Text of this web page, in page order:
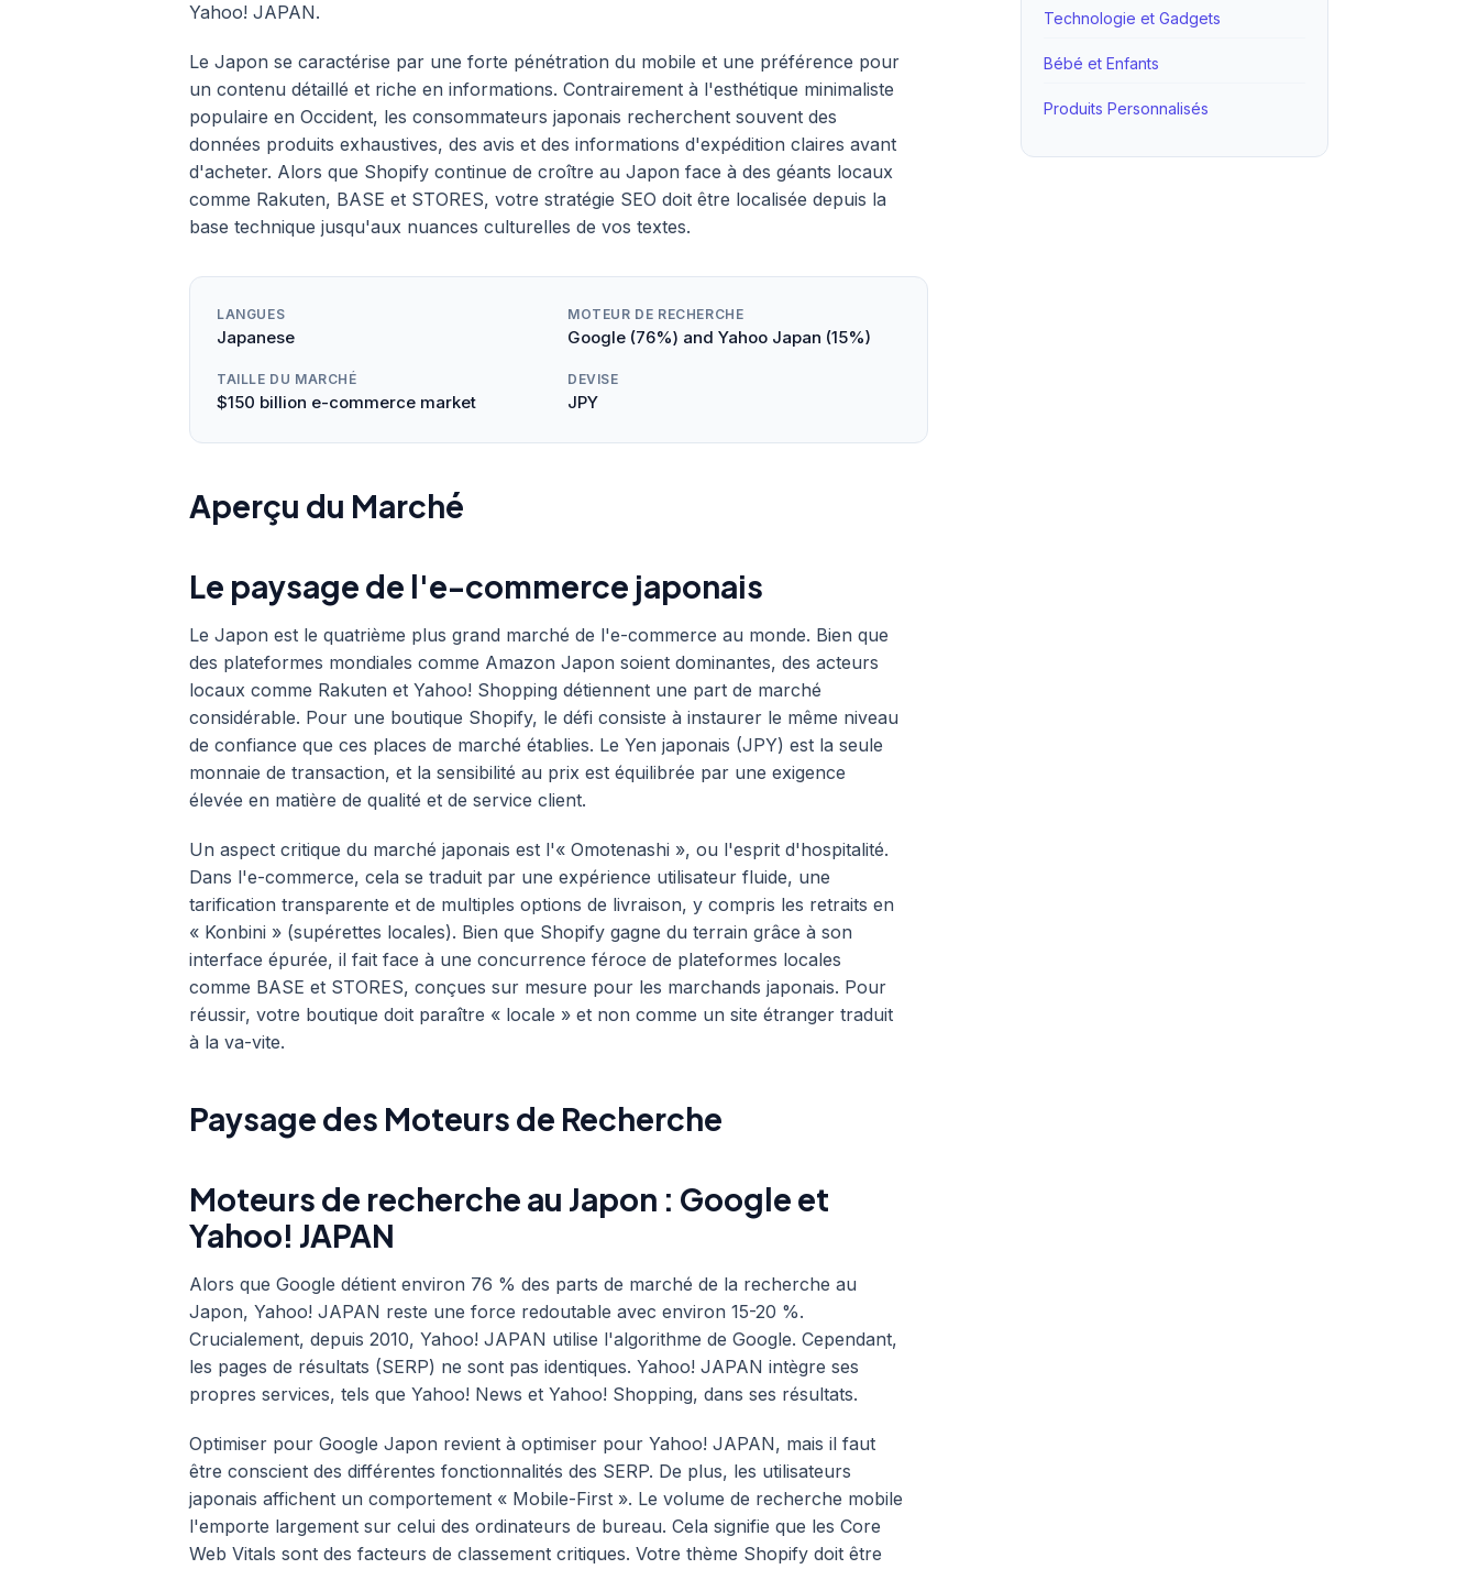
Yahoo! JAPAN.
Le Japon se caractérise par une forte pénétration du mobile et une préférence pour
un contenu détaillé et riche en informations. Contrairement à l'esthétique minimaliste
populaire en Occident, les consommateurs japonais recherchent souvent des
données produits exhaustives, des avis et des informations d'expédition claires avant
d'acheter. Alors que Shopify continue de croître au Japon face à des géants locaux
comme Rakuten, BASE et STORES, votre stratégie SEO doit être localisée depuis la
base technique jusqu'aux nuances culturelles de vos textes.
LANGUES
Japanese
MOTEUR DE RECHERCHE
Google (76%) and Yahoo Japan (15%)
TAILLE DU MARCHÉ
$150 billion e-commerce market
DEVISE
JPY
Aperçu du Marché
Le paysage de l'e-commerce japonais
Le Japon est le quatrième plus grand marché de l'e-commerce au monde. Bien que
des plateformes mondiales comme Amazon Japon soient dominantes, des acteurs
locaux comme Rakuten et Yahoo! Shopping détiennent une part de marché
considérable. Pour une boutique Shopify, le défi consiste à instaurer le même niveau
de confiance que ces places de marché établies. Le Yen japonais (JPY) est la seule
monnaie de transaction, et la sensibilité au prix est équilibrée par une exigence
élevée en matière de qualité et de service client.
Un aspect critique du marché japonais est l'« Omotenashi », ou l'esprit d'hospitalité.
Dans l'e-commerce, cela se traduit par une expérience utilisateur fluide, une
tarification transparente et de multiples options de livraison, y compris les retraits en
« Konbini » (supérettes locales). Bien que Shopify gagne du terrain grâce à son
interface épurée, il fait face à une concurrence féroce de plateformes locales
comme BASE et STORES, conçues sur mesure pour les marchands japonais. Pour
réussir, votre boutique doit paraître « locale » et non comme un site étranger traduit
à la va-vite.
Paysage des Moteurs de Recherche
Moteurs de recherche au Japon : Google et
Yahoo! JAPAN
Alors que Google détient environ 76 % des parts de marché de la recherche au
Japon, Yahoo! JAPAN reste une force redoutable avec environ 15-20 %.
Crucialement, depuis 2010, Yahoo! JAPAN utilise l'algorithme de Google. Cependant,
les pages de résultats (SERP) ne sont pas identiques. Yahoo! JAPAN intègre ses
propres services, tels que Yahoo! News et Yahoo! Shopping, dans ses résultats.
Optimiser pour Google Japon revient à optimiser pour Yahoo! JAPAN, mais il faut
être conscient des différentes fonctionnalités des SERP. De plus, les utilisateurs
japonais affichent un comportement « Mobile-First ». Le volume de recherche mobile
l'emporte largement sur celui des ordinateurs de bureau. Cela signifie que les Core
Web Vitals sont des facteurs de classement critiques. Votre thème Shopify doit être
Technologie et Gadgets
Bébé et Enfants
Produits Personnalisés